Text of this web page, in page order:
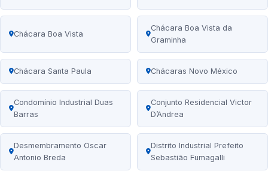
Chácara Boa Vista
Chácara Boa Vista da
Graminha
Chácara Santa Paula Chácaras Novo México
Condomínio Industrial Duas
Barras
Conjunto Residencial Victor
D’Andrea
Desmembramento Oscar
Antonio Breda
Distrito Industrial Prefeito
Sebastião Fumagalli